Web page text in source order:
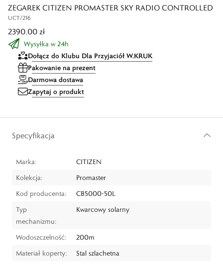
ZEGAREK CITIZEN PROMASTER SKY RADIO CONTROLLED
UCT/216
2390,00 zł
Wysyłka w 24h
Dołącz do Klubu Dla Przyjaciół W.KRUK
Pakowanie na prezent
Darmowa dostawa
Zapytaj o produkt
Specyfikacja
Marka:
CITIZEN
Kolekcja:
Promaster
Kod producenta:
CB5000-50L
Typ
mechanizmu:
Kwarcowy solarny
Wodoszczelność:
200m
Materiał koperty:
Stal szlachetna